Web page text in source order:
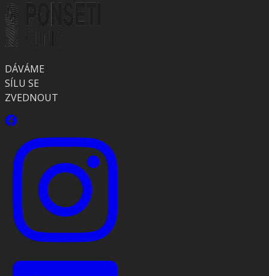
DÁVÁME
SÍLU SE
ZVEDNOUT